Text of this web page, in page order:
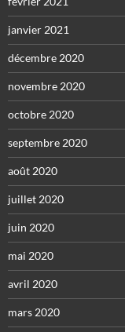
janvier 2021
décembre 2020
novembre 2020
octobre 2020
septembre 2020
août 2020
juillet 2020
juin 2020
mai 2020
avril 2020
mars 2020